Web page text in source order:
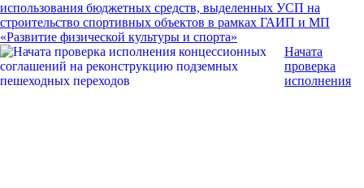
использования бюджетных средств, выделенных УСП на
строительство спортивных объектов в рамках ГАИП и МП
«Развитие физической культуры и спорта»
Начата
проверка
исполнения